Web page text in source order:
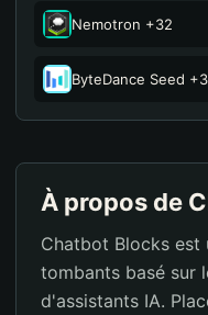
19 のらねこ
20 のらねこ
Nemotron +32
ByteDance Seed
À propos de
Chatbot Blocks est
tombants basé sur
d'assistants IA.